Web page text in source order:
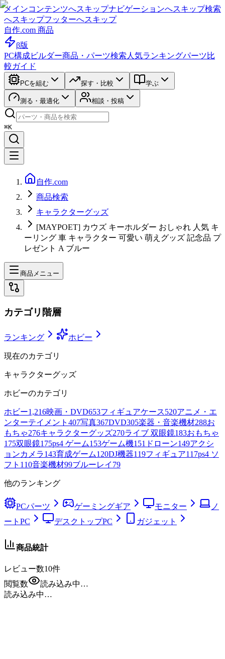
メインコンテンツへスキップナビゲーションへスキップ検索
へスキップフッターへスキップ
自作.com 商品
β版
PC構成ビルダー商品・パーツ検索 人気ランキングパーツ比
較ガイド
PCを組む 探す・比較 学ぶ
測る・最適化 相談・投稿
⌘K
自作.com
商品検索
キャラクターグッズ
[MAYPOET] カウズ キーホルダー おしゃれ 人気 キ
ーリング 車 キャラクター 可愛い 萌えグッズ 記念品 プ
レゼント A ブルー
商品メニュー
カテゴリ階層
ランキング ホビー
現在のカテゴリ
キャラクターグッズ
ホビーのカテゴリ
ホビー1,216映画・DVD653フィギュアケース520アニメ・エ
ンターテイメント 407写真367DVD305楽器・音楽機材288お
もちゃ276キャラクターグッズ270ライブ 双眼鏡183おもちゃ
175双眼鏡175ps4 ゲーム153ゲーム機151 ドローン149アクシ
ョンカメラ143育成ゲーム120DJ機器119フィギュア117ps4 ソ
フト 110音楽機材99ブルーレイ 79
他のランキング
PCパーツ ゲーミングギア モニター
ノ
ートPC
デスクトップPC ガジェット
商品統計
レビュー数10件
閲覧数
読み込み中…
読み込み中…